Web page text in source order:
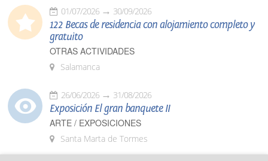
01/07/2026 30/09/2026
122 Becas de residencia con alojamiento completo y
gratuito
OTRAS ACTIVIDADES
Salamanca
26/06/2026 31/08/2026
Exposición El gran banquete II
ARTE / EXPOSICIONES
Santa Marta de Tormes